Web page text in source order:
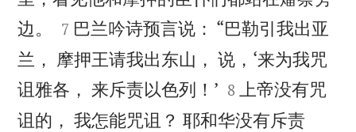
边。


7 巴兰吟诗预言说： “巴勒引我出亚
兰， 摩押王请我出东山， 说，‘来为我咒
诅雅各， 来斥责以色列！’ 

8 上帝没有咒
诅的， 我怎能咒诅？ 耶和华没有斥责